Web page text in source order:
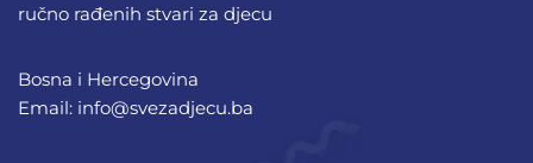
ručno rađenih stvari za djecu
Bosna i Hercegovina
Email: info@svezadjecu.ba